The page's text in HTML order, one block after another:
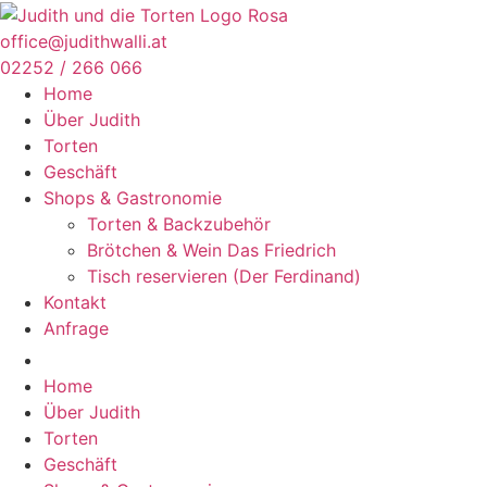
Zum
Inhalt
springen
office@judithwalli.at
02252 / 266 066
Home
Über Judith
Torten
Geschäft
Shops & Gastronomie
Torten & Backzubehör
Brötchen & Wein Das Friedrich
Tisch reservieren (Der Ferdinand)
Kontakt
Anfrage
Home
Über Judith
Torten
Geschäft